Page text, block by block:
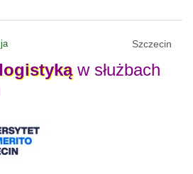
Szczecin
logistykąw służbach